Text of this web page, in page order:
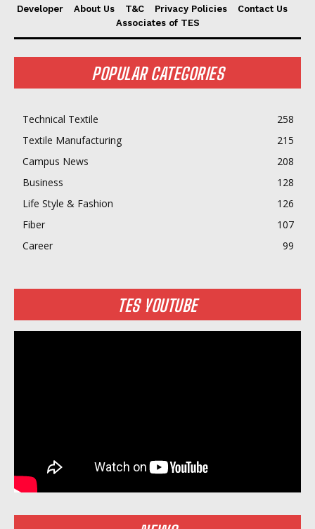
Developer About Us T&C Privacy Policies
Contact Us
Associates of TES
POPULAR CATEGORIES
Technical Textile
258
Textile Manufacturing
215
Campus News
208
Business
128
Life Style & Fashion
126
Fiber
107
Career
99
TES YOUTUBE